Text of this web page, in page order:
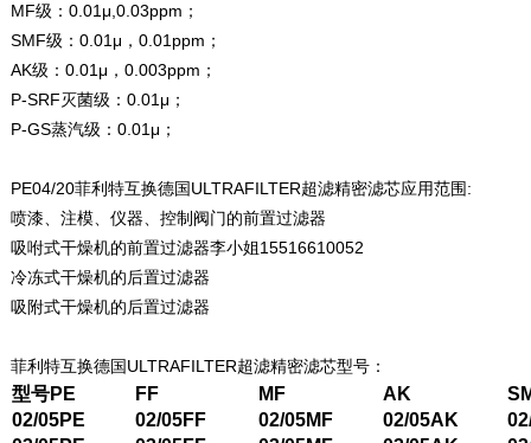
MF级：0.01μ,0.03ppm；
SMF级：0.01μ，0.01ppm；
AK级：0.01μ，0.003ppm；
P-SRF灭菌级：0.01μ；
P-GS蒸汽级：0.01μ；
PE04/20菲利特互换德国ULTRAFILTER超滤精密滤芯应用范围:
喷漆、注模、仪器、控制阀门的前置过滤器
吸咐式干燥机的前置过滤器李小姐15516610052
冷冻式干燥机的后置过滤器
吸附式干燥机的后置过滤器
菲利特互换德国ULTRAFILTER超滤精密滤芯型号：
型号PE FF MF AK
02/05PE
02/05FF 02/05MF 02/05AK